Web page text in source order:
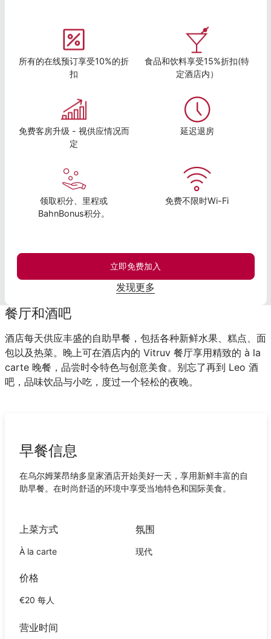
所有的在线预订享受10%的折
扣
食品和饮料享受15%折扣(特
定酒店内）
免费客房升级 - 视供应情况而
定
延迟退房
领取积分、里程或
BahnBonus积分。
免费不限时Wi-Fi
立即免费加入
发现更多
餐厅和酒吧
酒店每天供应丰盛的自助早餐，包括各种新鲜水果、糕点、面
包以及热菜。晚上可在酒店内的 Vitruv 餐厅享用精致的 à la
carte 晚餐，品尝时令特色与创意美食。别忘了再到 Leo 酒
吧，品味饮品与小吃，度过一个轻松的夜晚。
早餐信息
在乌尔姆莱昂纳多皇家酒店开始美好一天，享用新鲜丰富的自
助早餐。在时尚舒适的环境中享受当地特色和国际美食。
上菜方式
À la carte
氛围
现代
价格
€20 每人
营业时间